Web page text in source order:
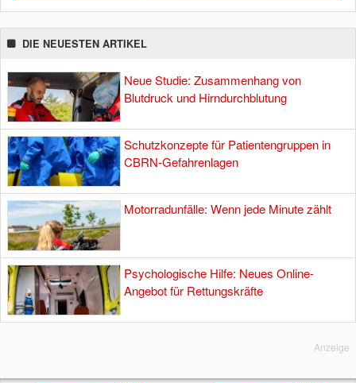
DIE NEUESTEN ARTIKEL
Neue Studie: Zusammenhang von
Blutdruck und Hirndurchblutung
Schutzkonzepte für Patientengruppen in
CBRN-Gefahrenlagen
Motorradunfälle: Wenn jede Minute zählt
Psychologische Hilfe: Neues Online-
Angebot für Rettungskräfte
Anzeige